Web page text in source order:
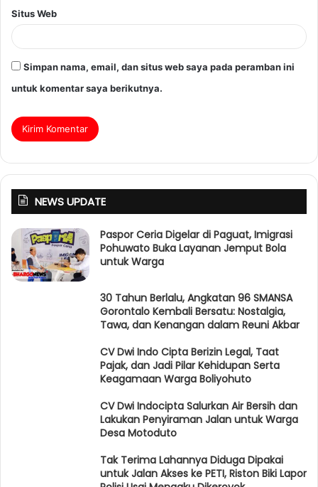
Situs Web
Simpan nama, email, dan situs web saya pada peramban ini
untuk komentar saya berikutnya.
NEWS UPDATE
Paspor Ceria Digelar di Paguat, Imigrasi
Pohuwato Buka Layanan Jemput Bola
untuk Warga
30 Tahun Berlalu, Angkatan 96 SMANSA
Gorontalo Kembali Bersatu: Nostalgia,
Tawa, dan Kenangan dalam Reuni Akbar
CV Dwi Indo Cipta Berizin Legal, Taat
Pajak, dan Jadi Pilar Kehidupan Serta
Keagamaan Warga Boliyohuto
CV Dwi Indocipta Salurkan Air Bersih dan
Lakukan Penyiraman Jalan untuk Warga
Desa Motoduto
Tak Terima Lahannya Diduga Dipakai
untuk Jalan Akses ke PETI, Riston Biki Lapor